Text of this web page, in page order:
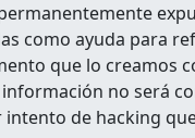
como ayuda para
que lo creamos
no será
de hacking